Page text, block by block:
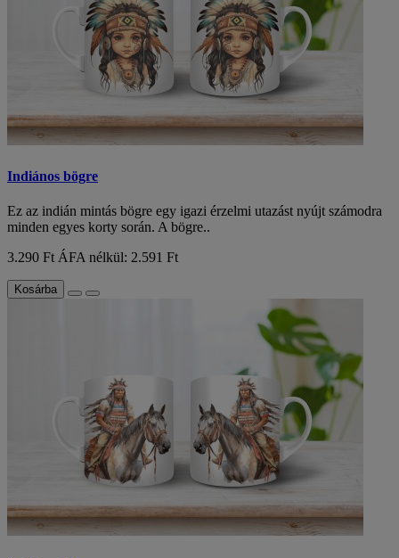
Indiános bögre
Ez az indián mintás bögre egy igazi érzelmi utazást nyújt számodra
minden egyes korty során. A bögre..
3.290 Ft ÁFA nélkül: 2.591 Ft
Kosárba